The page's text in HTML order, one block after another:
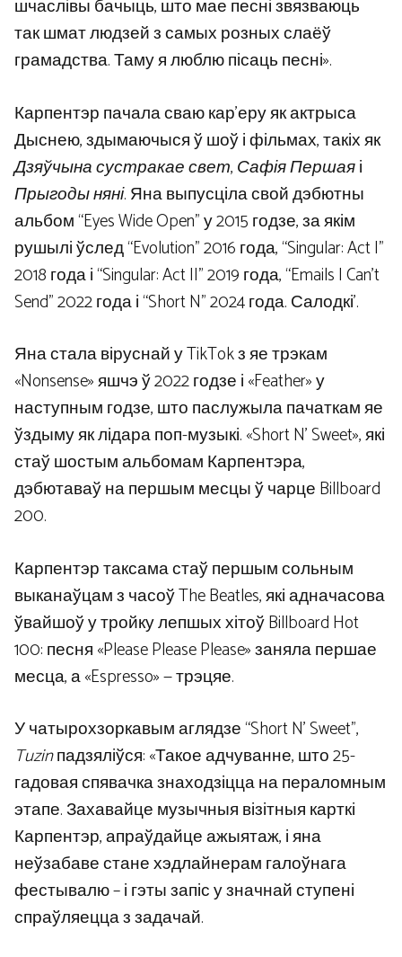
шчаслівы бачыць, што мае песні звязваюць
так шмат людзей з самых розных слаёў
грамадства. Таму я люблю пісаць песні».
Карпентэр пачала сваю кар’еру як актрыса
Дыснею, здымаючыся ў шоў і фільмах, такіх як
Дзяўчына сустракае свет,Сафія Першаяі
Прыгоды няні. Яна выпусціла свой дэбютны
альбом “Eyes Wide Open” у 2015 годзе, за якім
рушылі ўслед “Evolution” 2016 года, “Singular: Act I”
2018 года і “Singular: Act II” 2019 года, “Emails I Can’t
Send” 2022 года і “Short N” 2024 года. Салодкі’.
Яна стала віруснай у TikTok з яе трэкам
«Nonsense» яшчэ ў 2022 годзе і «Feather» у
наступным годзе, што паслужыла пачаткам яе
ўздыму як лідара поп-музыкі. «Short N’ Sweet», які
стаў шостым альбомам Карпентэра,
дэбютаваў на першым месцы ў чарце Billboard
200.
Карпентэр таксама стаў першым сольным
выканаўцам з часоў The Beatles, які адначасова
ўвайшоў у тройку лепшых хітоў Billboard Hot
100: песня «Please Please Please» заняла першае
месца, а «Espresso» — трэцяе.
У чатырохзоркавым аглядзе “Short N’ Sweet”,
Tuzinпадзяліўся: «Такое адчуванне, што 25-
гадовая спявачка знаходзіцца на пераломным
этапе. Захавайце музычныя візітныя карткі
Карпентэр, апраўдайце ажыятаж, і яна
неўзабаве стане хэдлайнерам галоўнага
фестывалю – і гэты запіс у значнай ступені
спраўляецца з задачай.